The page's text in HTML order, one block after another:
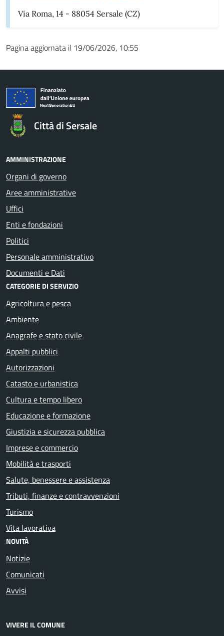
Via Roma, 14 - 88054 Sersale (CZ)
Pagina aggiornata il 19/06/2026, 10:55
Città di Sersale
AMMINISTRAZIONE
Organi di governo
Aree amministrative
Uffici
Enti e fondazioni
Politici
Personale amministrativo
Documenti e Dati
CATEGORIE DI SERVIZIO
Agricoltura e pesca
Ambiente
Anagrafe e stato civile
Appalti pubblici
Autorizzazioni
Catasto e urbanistica
Cultura e tempo libero
Educazione e formazione
Giustizia e sicurezza pubblica
Imprese e commercio
Mobilità e trasporti
Salute, benessere e assistenza
Tributi, finanze e contravvenzioni
Turismo
Vita lavorativa
NOVITÀ
Notizie
Comunicati
Avvisi
VIVERE IL COMUNE